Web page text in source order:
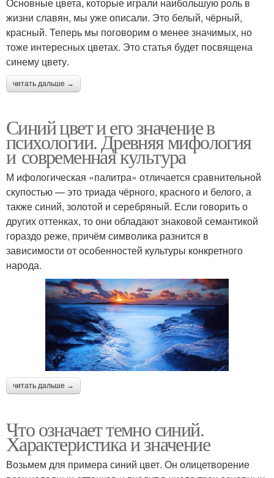
Основные цвета, которые играли наибольшую роль в
жизни славян, мы уже описали. Это белый, чёрный,
красный. Теперь мы поговорим о менее значимых, но
тоже интересных цветах. Это статья будет посвящена
синему цвету.
читать дальше →
Синий цвет и его значение в
психологии. Древняя мифология
и современная культура
М ифологическая «палитра» отличается сравнительной
скупостью — это триада чёрного, красного и белого, а
также синий, золотой и серебряный. Если говорить о
других оттенках, то они обладают знаковой семантикой
гораздо реже, причём символика разнится в
зависимости от особенностей культуры конкретного
народа.
читать дальше →
Что означает темно синий.
Характеристика и значение
Возьмем для примера синий цвет. Он олицетворение